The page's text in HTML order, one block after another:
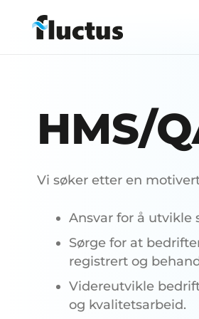
HMS/
Vi søker etter en
Ansvar for å utvikle
Sørge for at
registrert og
Videreutvikle
og kvalitetsarbeid.